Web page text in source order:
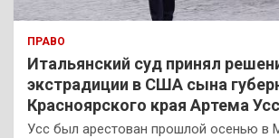
ПРАВО
Итальянский суд принял
экстрадиции в США сына
Красноярского края Артема
Усс был арестован прошлой осенью в